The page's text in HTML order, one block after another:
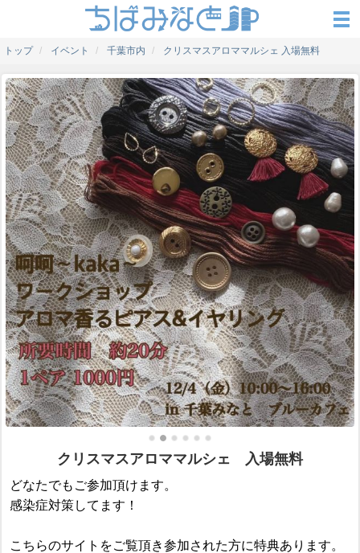
トップ イベント 千葉市内 クリスマスアロママルシェ 入場無料
クリスマスアロママルシェ 入場無料
どなたでもご参加頂けます。
感染症対策してます！
こちらのサイトをご覧頂き参加された方に特典あります。